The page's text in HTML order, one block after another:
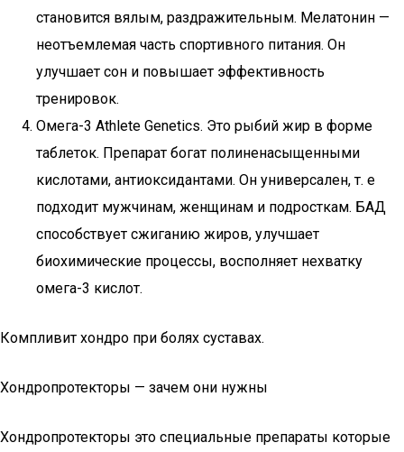
становится вялым, раздражительным. Мелатонин —
неотъемлемая часть спортивного питания. Он
улучшает сон и повышает эффективность
тренировок.
Омега-3 Athlete Genetics. Это рыбий жир в форме
таблеток. Препарат богат полиненасыщенными
кислотами, антиоксидантами. Он универсален, т. е
подходит мужчинам, женщинам и подросткам. БАД
способствует сжиганию жиров, улучшает
биохимические процессы, восполняет нехватку
омега-3 кислот.
Компливит хондро при болях суставах.
Хондропротекторы — зачем они нужны
Хондропротекторы это специальные препараты которые